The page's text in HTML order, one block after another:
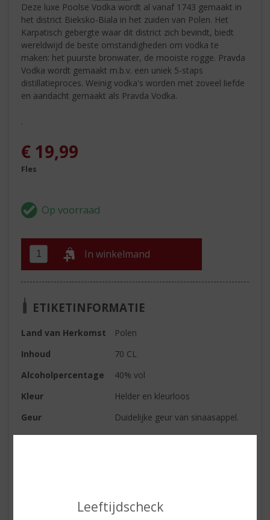
Leeftijdscheck
Deze luxe Poolse Vodka wordt al vanaf 1743 gemaakt in
het district Bieksko-Biala in het zuiden van Polen. Het
Karpatisch gebergte waar dit district zich bevindt, biedt
wereldwijd de beste omstandigheden om vodka te
maken: het puurste bronwater, de mooiste rogge. Pravda
Vodka wordt gemaakt m.b.v. een uniek 5-staps
distillatieproces. Weinig vodka's worden met zoveel liefde
en aandacht gemaakt als Pravda Vodka.
.
€ 19,99
Fles
In winkelmand
ETIKETINFORMATIE
Land van Herkomst
Polen
Inhoud
70 CL
Alcoholpercentage
40% vol
Kleur
Helder en kleurloos
Geur
Duidelijke geur van sinaasappel.
Smaak
Zacht en sinaasappel komt terug